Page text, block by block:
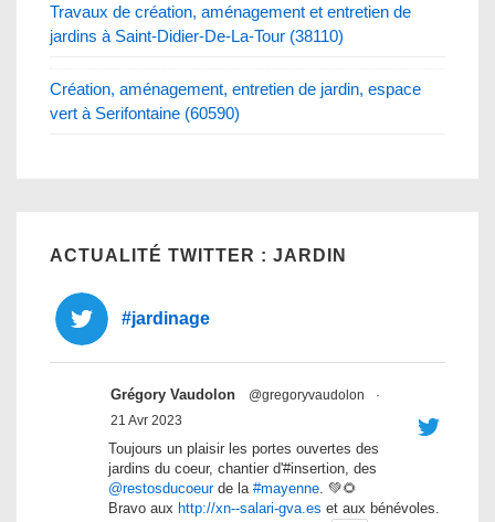
Travaux de création, aménagement et entretien de
jardins à Saint-Didier-De-La-Tour (38110)
Création, aménagement, entretien de jardin, espace
vert à Serifontaine (60590)
ACTUALITÉ TWITTER : JARDIN
#jardinage
Grégory Vaudolon @gregoryvaudolon
·
21 Avr 2023
Toujours un plaisir les portes ouvertes des
jardins du coeur, chantier d'#insertion, des
@restosducoeurde la #mayenne. 💚🌻
Bravo aux http://xn--salari-gva.es et aux bénévoles.